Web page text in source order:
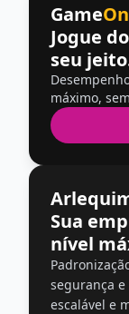
GameOn
Jogue do
seu
máximo,
Sua
nível
segurança
escalável e